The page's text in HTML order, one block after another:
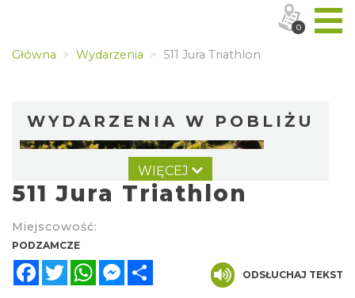
Główna Wydarzenia 511 Jura Triathlon
WYDARZENIA W POBLIŻU
Piknik Trzech Winnic w Winnicy Białe Skały
przy Hotelu Poziom 511
WIĘCEJ
511 Jura Triathlon
Miejscowość:
PODZAMCZE
FacebookTwitterWhatsAppMessenger
ODSŁUCHAJ TEKST
0